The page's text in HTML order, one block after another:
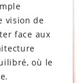
vision de
face aux
où le